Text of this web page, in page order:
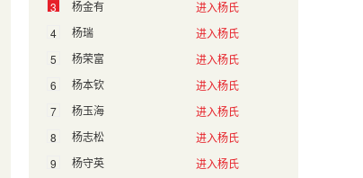
3
杨金有
进入杨氏
4
杨瑞
进入杨氏
5
杨荣富
进入杨氏
6
杨本钦
进入杨氏
7
杨玉海
进入杨氏
8
杨志松
进入杨氏
9
杨守英
进入杨氏